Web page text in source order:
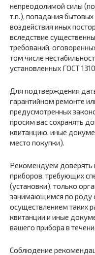
непреодолимой силы
т.п.), попадания
воздействия иных
вследствие
требований,
том числе
установленных ГОСТ
Для подтверждения
гарантийном ремонте
предусмотренных
просим вас сохранять
квитанцию, иные
место покупки).
Рекомендуем доверять
приборов, требующих
(установки), только
занимающимся по роду
осуществлением таких
квитанции и иные
вашего прибора в
Соблюдение